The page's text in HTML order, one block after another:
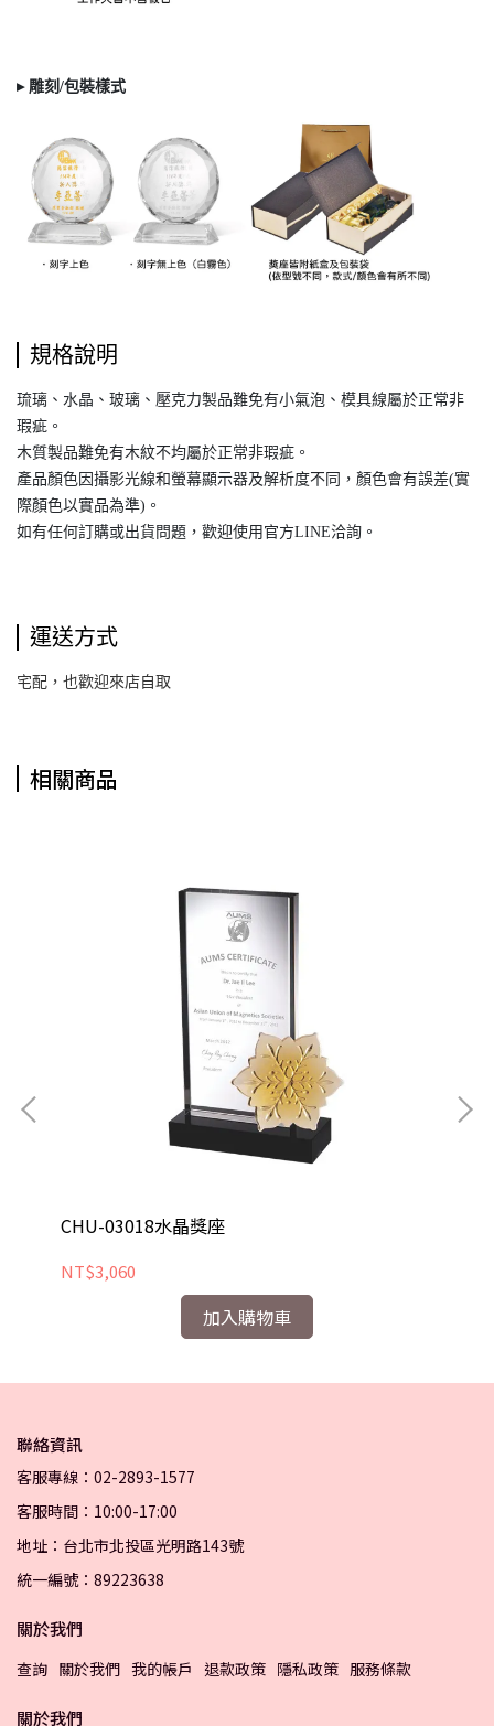
▸ 雕刻/包裝樣式
規格說明
琉璃、水晶、玻璃、壓克力製品難免有小氣泡、模具線屬於正常非
瑕疵。
木質製品難免有木紋不均屬於正常非瑕疵。
產品顏色因攝影光線和螢幕顯示器及解析度不同，顏色會有誤差(實
際顏色以實品為準)。
如有任何訂購或出貨問題，歡迎使用官方LINE洽詢。
運送方式
宅配，也歡迎來店自取
相關商品
CHU-03018水晶獎座
NT$3,060
加入購物車
聯絡資訊
客服專線：02-2893-1577
客服時間：10:00-17:00
地址：台北市北投區光明路143號
統一編號：89223638
關於我們
查詢 關於我們 我的帳戶 退款政策 隱私政策 服務條款
關於我們